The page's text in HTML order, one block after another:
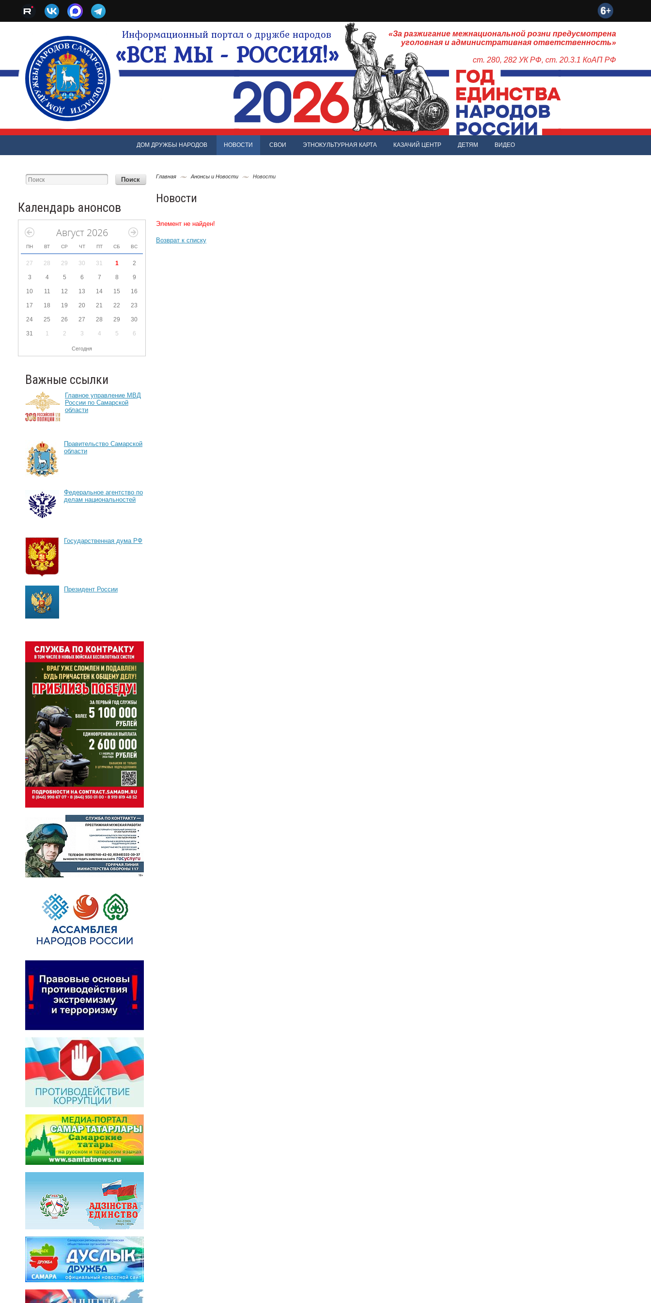
Информационный портал о дружбе народов
«ВСЕ МЫ - РОССИЯ!»
«За разжигание межнациональной розни предусмотрена
уголовная и административная ответственность»
ст. 280, 282 УК РФ, ст. 20.3.1 КоАП РФ
ДОМ ДРУЖБЫ НАРОДОВ НОВОСТИ СВОИ ЭТНОКУЛЬТУРНАЯ КАРТА КАЗАЧИЙ ЦЕНТР ДЕТЯМ ВИДЕО
Календарь анонсов
Август 2026
ПН ВТ СР ЧТ ПТ СБ ВС
27 28 29 30 31 1 2
3 4 5 6 7 8 9
10 11 12 13 14 15 16
17 18 19 20 21 22 23
24 25 26 27 28 29 30
31 1 2 3 4 5 6
Сегодня
Важные ссылки
Главное управление МВД
России по Самарской
области
Правительство Самарской
области
Федеральное агентство по
делам национальностей
Государственная дума РФ
Президент России
Главная Анонсы и Новости Новости
Новости
Элемент не найден!
Возврат к списку